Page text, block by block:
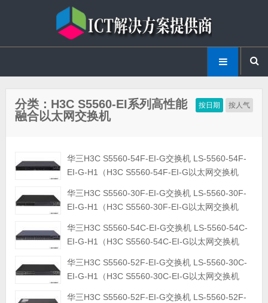
按日期 按人气
分类：H3C S5560-EI系列高性能
融合以太网交换机
华三H3C S5560-54F-EI-G交换机 LS-5560-54F-
EI-G-H1（H3C S5560-54F-EI-G以太网交换机
华三H3C S5560-30F-EI-G交换机 LS-5560-30F-
EI-G-H1（H3C S5560-30F-EI-G以太网交换机
华三H3C S5560-54C-EI-G交换机 LS-5560-54C-
EI-G-H1（H3C S5560-54C-EI-G以太网交换机
华三H3C S5560-52F-EI-G交换机 LS-5560-30C-
EI-G-H1（H3C S5560-30C-EI-G以太网交换机
华三H3C S5560-52F-EI-G交换机 LS-5560-52F-